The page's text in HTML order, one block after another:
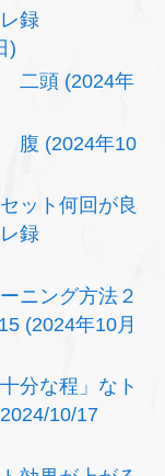
レ録
)
二頭 (2024年
腹 (2024年10
ット何回が良
レ録
ニング方法２
(2024年10月
分な程」なト
10/17